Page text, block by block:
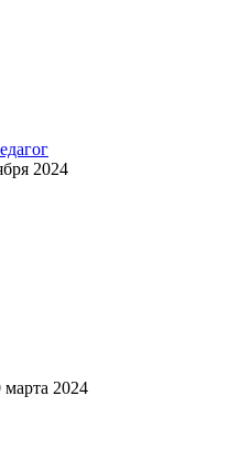
2024
марта 2024